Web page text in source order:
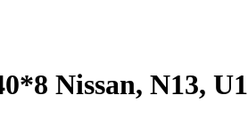
Nissan, N13,